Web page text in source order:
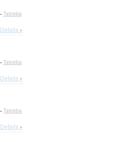
Tatoeba
Details ▸
Tatoeba
Details ▸
Tatoeba
Details ▸